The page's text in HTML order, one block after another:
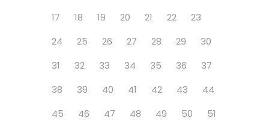
17
18 19 20 21 22
23
24
25 26 27 28 29
30
31
32 33 34 35 36
37
38
39 40 41 42 43
44
45
46 47 48 49 50
51